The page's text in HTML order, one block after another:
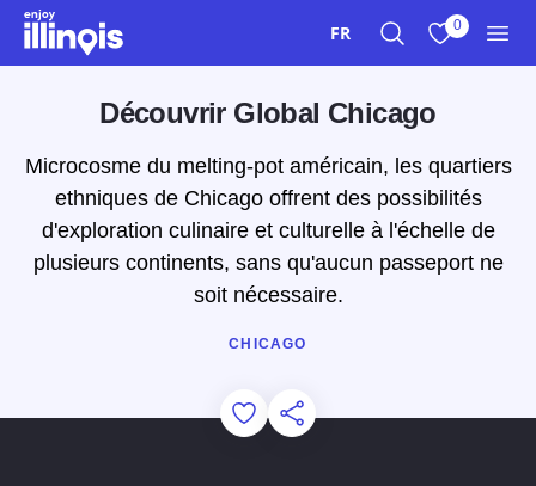
Aller au contenu principal
FR 0
Découvrir Global Chicago
Microcosme du melting-pot américain, les quartiers
ethniques de Chicago offrent des possibilités
d'exploration culinaire et culturelle à l'échelle de
plusieurs continents, sans qu'aucun passeport ne
soit nécessaire.
CHICAGO
Add to Favorites
Partager cette page